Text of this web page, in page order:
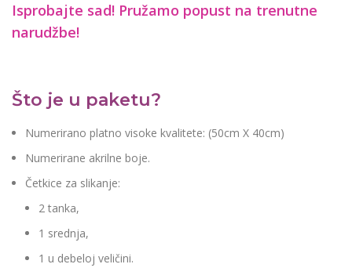
Isprobajte sad! Pružamo popust na trenutne
narudžbe!
Što je u paketu?
Numerirano platno visoke kvalitete: (50cm X 40cm)
Numerirane akrilne boje.
Četkice za slikanje:
2 tanka,
1 srednja,
1 u debeloj veličini.